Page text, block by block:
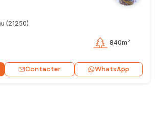
(21250)
840m²
Contacter WhatsApp